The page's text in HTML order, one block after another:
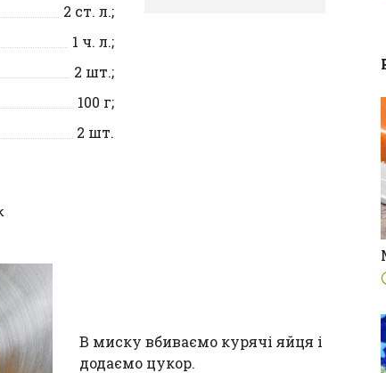
2 ст. л.;
1 ч. л.;
2 шт.;
100 г;
2 шт.
В миску вбиваємо курячі яйця і
додаємо цукор.